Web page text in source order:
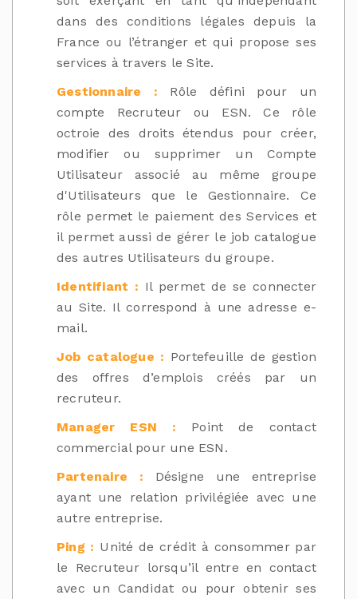
dans des conditions légales depuis la
France ou l’étranger et qui propose ses
services à travers le Site.
Gestionnaire : Rôle défini pour un
compte Recruteur ou ESN. Ce rôle
octroie des droits étendus pour créer,
modifier ou supprimer un Compte
Utilisateur associé au même groupe
d'Utilisateurs que le Gestionnaire. Ce
rôle permet le paiement des Services et
il permet aussi de gérer le job catalogue
des autres Utilisateurs du groupe.
Identifiant : Il permet de se connecter
au Site. Il correspond à une adresse e-
mail.
Job catalogue : Portefeuille de gestion
des offres d’emplois créés par un
recruteur.
Manager ESN : Point de contact
commercial pour une ESN.
Partenaire : Désigne une entreprise
ayant une relation privilégiée avec une
autre entreprise.
Ping : Unité de crédit à consommer par
le Recruteur lorsqu’il entre en contact
avec un Candidat ou pour obtenir ses